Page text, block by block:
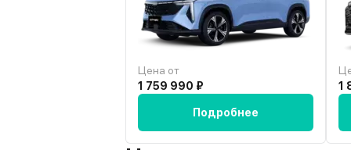
Цена от
1 759 990 ₽
Подробнее
1